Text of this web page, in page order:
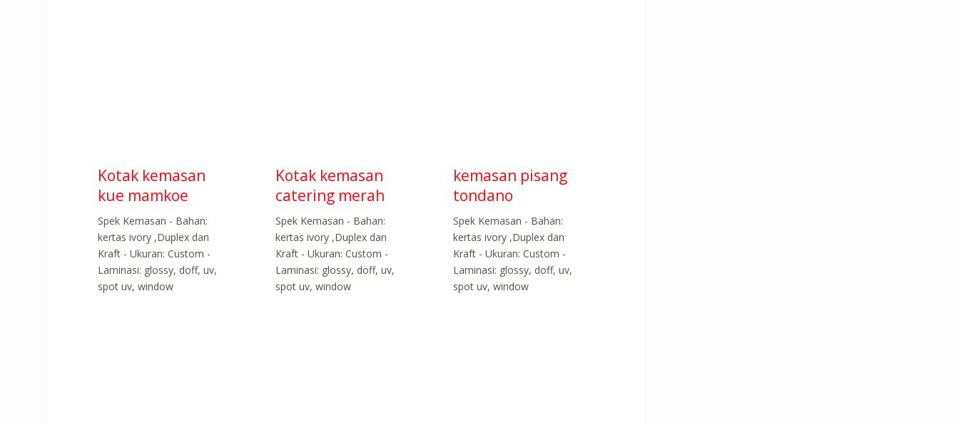
Kotak kemasan
kue mamkoe
Spek Kemasan - Bahan:
kertas ivory ,Duplex dan
Kraft - Ukuran: Custom -
Laminasi: glossy, doff, uv,
spot uv, window
Kotak kemasan
catering merah
Spek Kemasan - Bahan:
kertas ivory ,Duplex dan
Kraft - Ukuran: Custom -
Laminasi: glossy, doff, uv,
spot uv, window
kemasan pisang
tondano
Spek Kemasan - Bahan:
kertas ivory ,Duplex dan
Kraft - Ukuran: Custom -
Laminasi: glossy, doff, uv,
spot uv, window